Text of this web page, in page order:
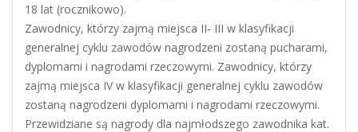
18 lat (rocznikowo).
Zawodnicy, którzy zajmą miejsca II- III w klasyfikacji
generalnej cyklu zawodów nagrodzeni zostaną pucharami,
dyplomami i nagrodami rzeczowymi. Zawodnicy, którzy
zajmą miejsca IV w klasyfikacji generalnej cyklu zawodów
zostaną nagrodzeni dyplomami i nagrodami rzeczowymi.
Przewidziane są nagrody dla najmłodszego zawodnika kat.